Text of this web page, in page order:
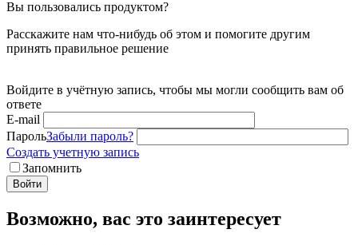
Вы пользовались продуктом?
Расскажите нам что-нибудь об этом и помогите другим
принять правильное решение
Войдите в учётную запись, чтобы мы могли сообщить вам об
ответе
E-mail
ПарольЗабыли пароль?
Создать учетную запись
Запомнить
Войти
Возможно, вас это заинтересует